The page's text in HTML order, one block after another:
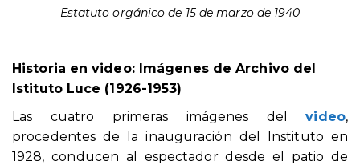
Estatuto orgánico de 15 de marzo de 1940
Historia en video: Imágenes de Archivo del
Istituto Luce (1926-1953)
Las cuatro primeras imágenes delvideo,
procedentes de la inauguración del Instituto en
1928, conducen al espectador desde el patio de